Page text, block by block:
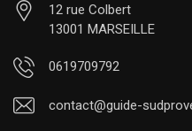
12 rue Colbert
13001 MARSEILLE
0619709792
contact@guide-